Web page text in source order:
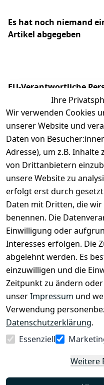
Es hat noch niemand
Artikel abgegeben
EU-Verantwortliche
Ihre
Wir verwenden Cookies
unserer Website und
Daten von
Adresse), um z.B.
von Drittanbietern
unsere Website zu
erfolgt erst durch
Daten mit Dritten, die
benennen. Die
Einwilligung oder
Interesses erfolgen. Die
abgelehnt werden. Es
einzuwilligen und die
Zeitpunkt zu ändern
unserImpressum und
Verwendung
Datenschutzerklärung.
Essenziell
Weitere
Legal
Datenschutze
rklärung
Barrierefreihe
itserklärung
Widerrufsrec
ht
Services
Registrieren